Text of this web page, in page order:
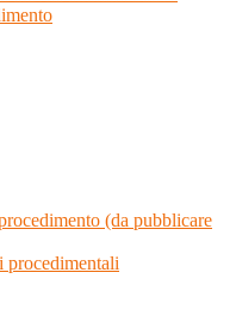
(da pubblicare
procedimentali